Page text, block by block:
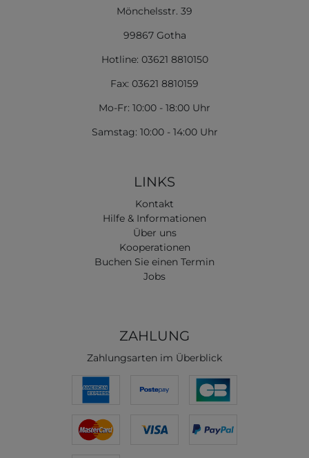
Mönchelsstr. 39
99867 Gotha
Hotline: 03621 8810150
Fax: 03621 8810159
Mo-Fr: 10:00 - 18:00 Uhr
Samstag: 10:00 - 14:00 Uhr
LINKS
Kontakt
Hilfe & Informationen
Über uns
Kooperationen
Buchen Sie einen Termin
Jobs
ZAHLUNG
Zahlungsarten im Überblick